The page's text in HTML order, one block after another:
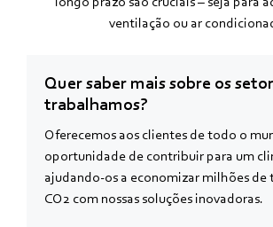
ventilação ou ar
Quer saber mais sobre os
trabalhamos?
Oferecemos aos clientes de todo o
oportunidade de contribuir para um
ajudando-os a economizar milhões de
CO2 com nossas soluções inovadoras.